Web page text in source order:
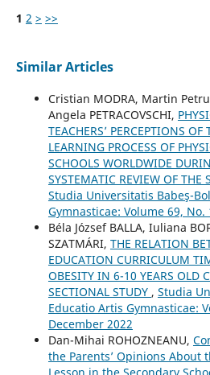
1 2 > >>
Similar Articles
Cristian MODRA, Martin
Angela PETRACOVSCHI,
TEACHERS’ PERCEPTIONS
LEARNING PROCESS OF
SCHOOLS WORLDWIDE
SYSTEMATIC REVIEW OF THE
Studia Universitatis Babeş-
Gymnasticae: Volume 69, No.
Béla József BALLA, Iuliana
SZATMÁRI, THE RELATION
EDUCATION CURRICULUM
OBESITY IN 6-10 YEARS OLD
SECTIONAL STUDY , Studia
Educatio Artis Gymnasticae:
December 2022
Dan-Mihai ROHOZNEANU,
the Parents’ Opinions About